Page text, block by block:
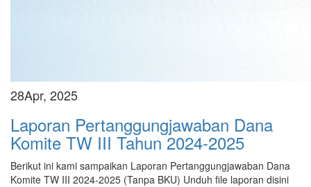
28Apr, 2025
Laporan Pertanggungjawaban Dana
Komite TW III Tahun 2024-2025
Berikut ini kami sampaikan Laporan Pertanggungjawaban Dana
Komite TW III 2024-2025 (Tanpa BKU) Unduh file laporan disini